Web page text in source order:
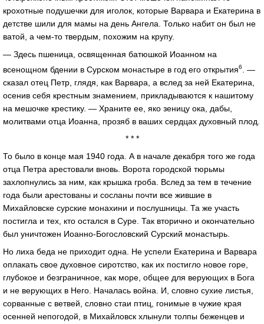
крохотные подушечки для иголок, которые Варвара и Екатерина в
детстве шили для мамы на день Ангела. Только набит он был не
ватой, а чем-то твердым, похожим на крупу.
— Здесь пшеница, освященная батюшкой Иоанном на
всенощном бдении в Сурском монастыре в год его открытия6
. —
сказал отец Петр, глядя, как Варвара, а вслед за ней Екатерина,
осенив себя крестным знамением, прикладываются к нашитому
на мешочке крестику. — Храните ее, яко зеницу ока, дабы,
молитвами отца Иоанна, прозяб в ваших сердцах духовный плод.
* * *
То было в конце мая 1940 года. А в начале декабря того же года
отца Петра арестовали вновь. Ворота городской тюрьмы
захлопнулись за ним, как крышка гроба. Вслед за тем в течение
года были арестованы и сосланы почти все жившие в
Михайловске сурские монахини и послушницы. Та же участь
постигла и тех, кто остался в Суре. Так вторично и окончательно
был уничтожен Иоанно-Богословский Сурский монастырь.
Но лиха беда не приходит одна. Не успели Екатерина и Варвара
оплакать свое духовное сиротство, как их постигло новое горе,
глубокое и безграничное, как море, общее для верующих в Бога
и не верующих в Него. Началась война. И, словно сухие листья,
сорванные с ветвей, словно стаи птиц, гонимые в чужие края
осенней непогодой, в Михайловск хлынули толпы беженцев и